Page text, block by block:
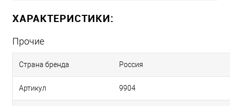
ХАРАКТЕРИСТИКИ:
Прочие
Страна бренда Россия
Артикул 9904